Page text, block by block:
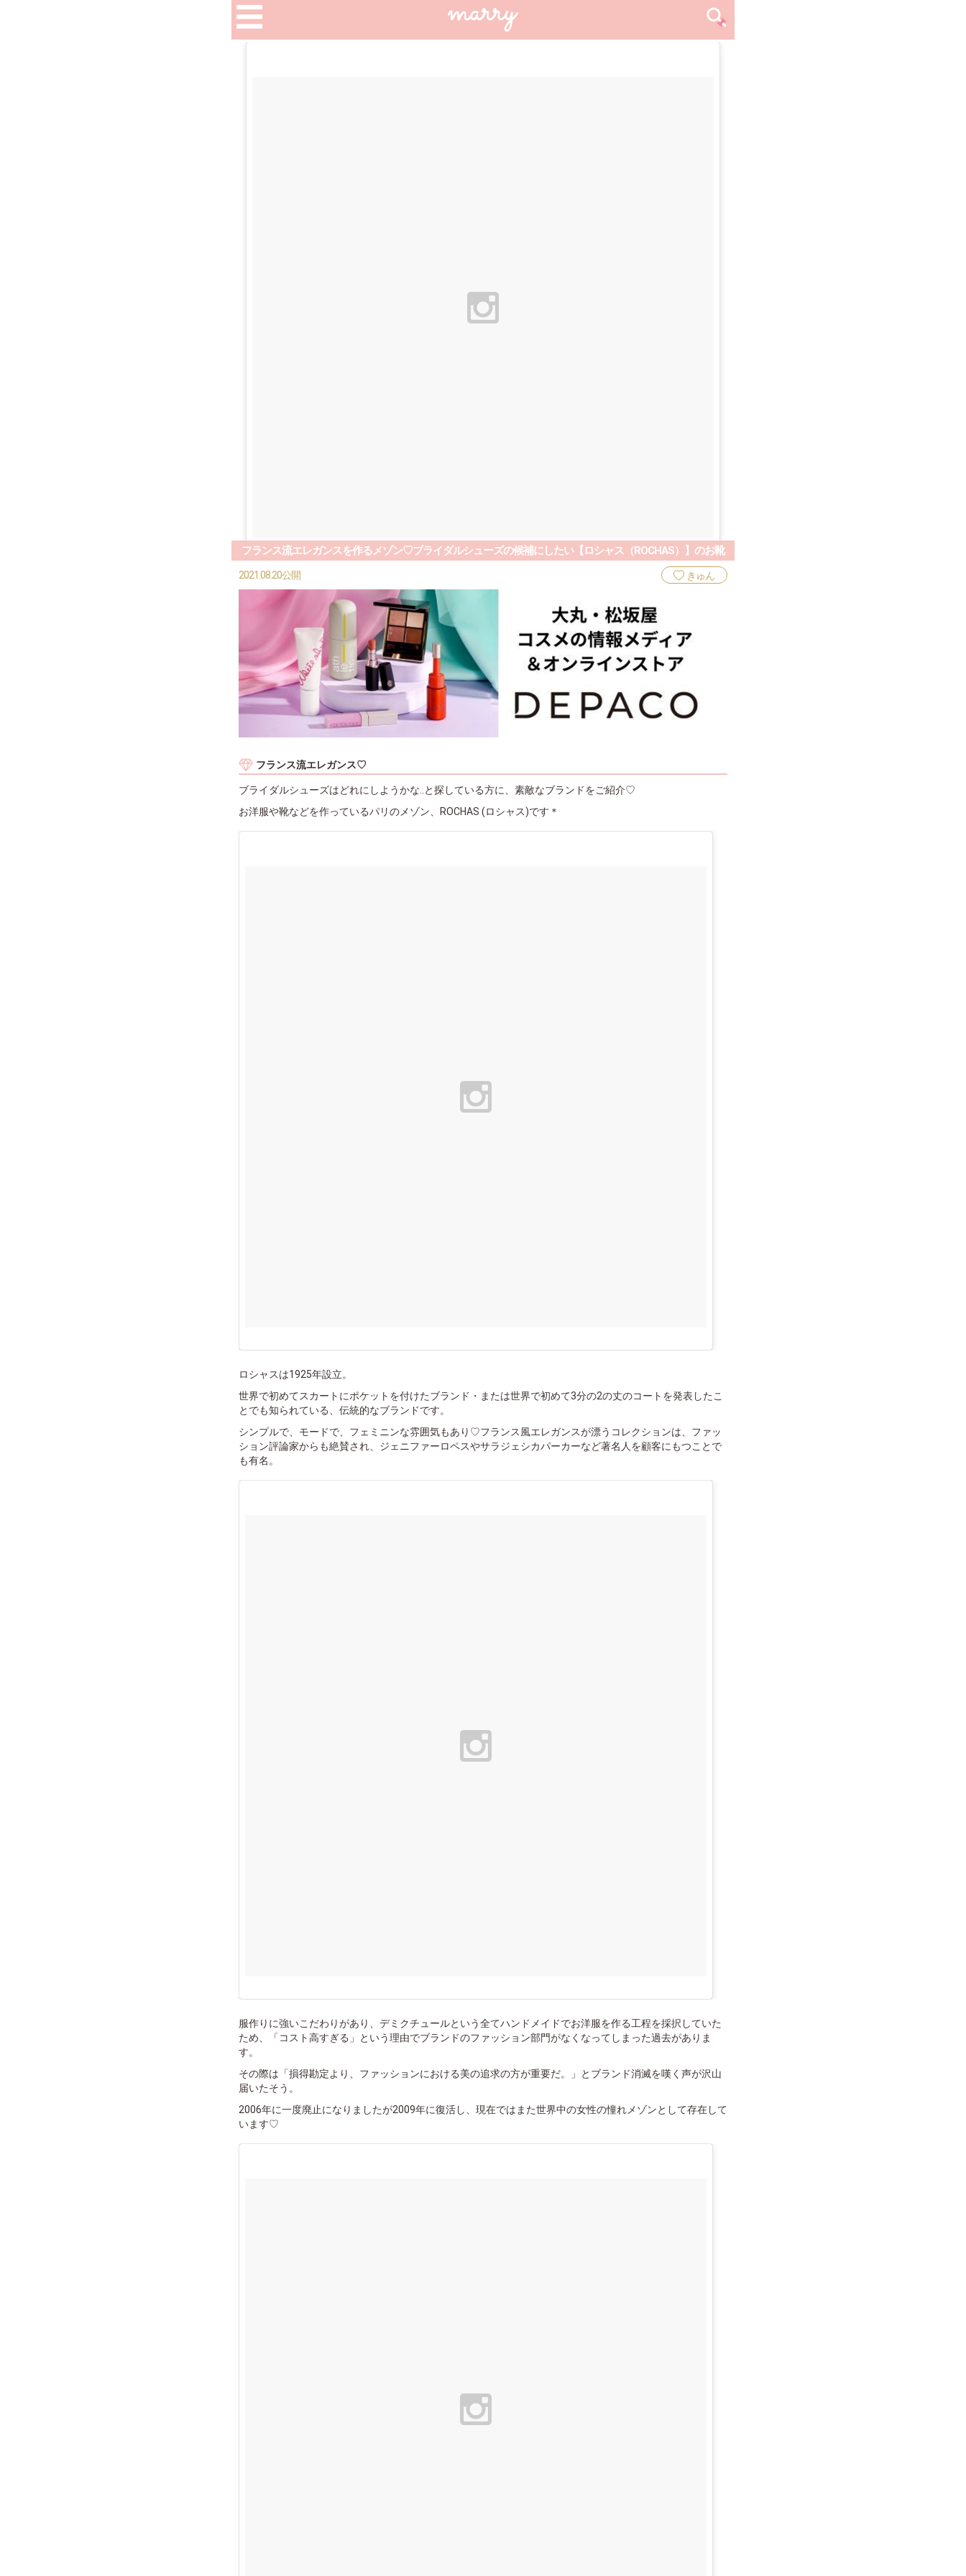
フランス流エレガンスを作るメゾン♡ブライダルシューズの候補にしたい【ロシャス（ROCHAS）】のお靴
2021.08.20公開 きゅん
フランス流エレガンス♡
ブライダルシューズはどれにしようかな..と探している方に、素敵なブランドをご紹介♡
お洋服や靴などを作っているパリのメゾン、ROCHAS (ロシャス)です＊
ロシャスは1925年設立。
世界で初めてスカートにポケットを付けたブランド・または世界で初めて3分の2の丈のコートを発表したこ
とでも知られている、伝統的なブランドです。
シンプルで、モードで、フェミニンな雰囲気もあり♡フランス風エレガンスが漂うコレクションは、ファッ
ション評論家からも絶賛され、ジェニファーロペスやサラジェシカパーカーなど著名人を顧客にもつことで
も有名。
服作りに強いこだわりがあり、デミクチュールという全てハンドメイドでお洋服を作る工程を採択していた
ため、「コスト高すぎる」という理由でブランドのファッション部門がなくなってしまった過去がありま
す。
その際は「損得勘定より、ファッションにおける美の追求の方が重要だ。」とブランド消滅を嘆く声が沢山
届いたそう。
2006年に一度廃止になりましたが2009年に復活し、現在ではまた世界中の女性の憧れメゾンとして存在して
います♡